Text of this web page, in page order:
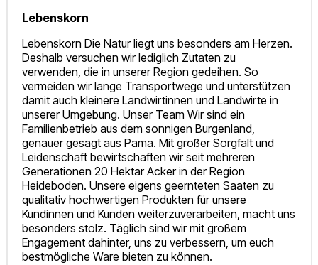
Lebenskorn
Lebenskorn Die Natur liegt uns besonders am Herzen.
Deshalb versuchen wir lediglich Zutaten zu
verwenden, die in unserer Region gedeihen. So
vermeiden wir lange Transportwege und unterstützen
damit auch kleinere Landwirtinnen und Landwirte in
unserer Umgebung. Unser Team Wir sind ein
Familienbetrieb aus dem sonnigen Burgenland,
genauer gesagt aus Pama. Mit großer Sorgfalt und
Leidenschaft bewirtschaften wir seit mehreren
Generationen 20 Hektar Acker in der Region
Heideboden. Unsere eigens geernteten Saaten zu
qualitativ hochwertigen Produkten für unsere
Kundinnen und Kunden weiterzuverarbeiten, macht uns
besonders stolz. Täglich sind wir mit großem
Engagement dahinter, uns zu verbessern, um euch
bestmögliche Ware bieten zu können.